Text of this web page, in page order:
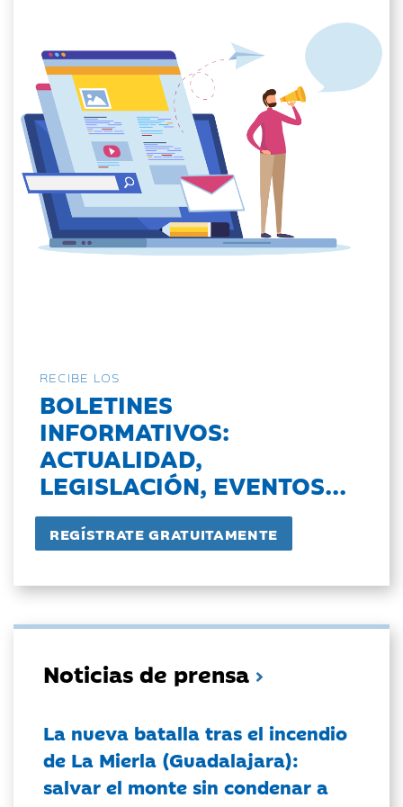
RECIBE LOS
BOLETINES
INFORMATIVOS:
ACTUALIDAD,
LEGISLACIÓN, EVENTOS...
Noticias de prensa
La nueva batalla tras el incendio
de La Mierla (Guadalajara):
salvar el monte sin condenar a